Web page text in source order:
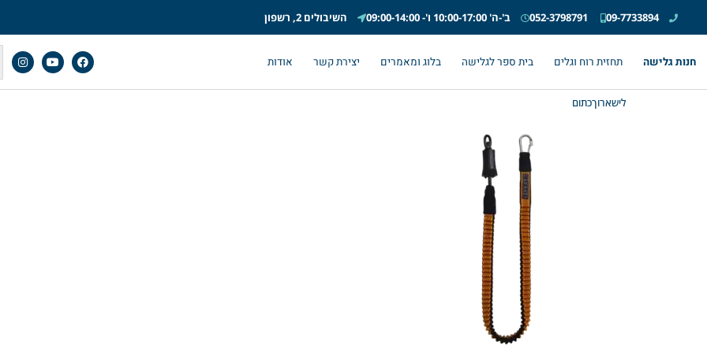
09-7733894
052-3798791 ב'-ה' 10:00-17:00 ו'- 09:00-14:00 השיבולים 2, רשפון
חנות גלישה תחזית רוח וגלים בית ספר לגלישה בלוג ומאמרים יצירת קשר אודות
לישארוךכתום